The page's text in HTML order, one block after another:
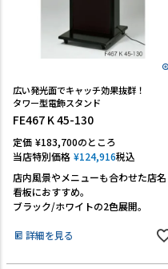
広い発光面でキャッチ効果抜群！
タワー型電飾スタンド
FE467 K 45-130
定価 ¥183,700のところ
当店特別価格 ¥124,916税込
店内風景やメニューも合わせた店名
看板におすすめ。
ブラック/ホワイトの2色展開。
詳細を見る